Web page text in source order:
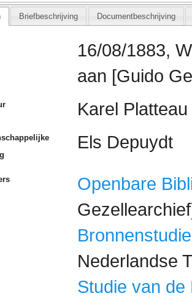
Briefbeschrijving Documentbeschrijving
16/08/1883,
aan [Guido
Karel Platteau
Els Depuydt
Openbare
Bronnenstudie
Nederlandse
Studie van de